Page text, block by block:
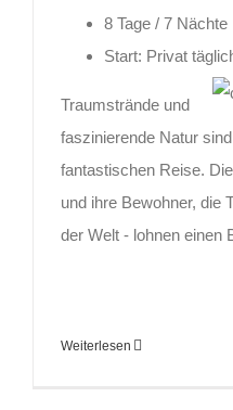
8 Tage / 7 Nächte
Start: Privat
Traumstrände und
faszinierende Natur
fantastischen Reise.
und ihre Bewohner, die
der Welt - lohnen einen
Weiterlesen